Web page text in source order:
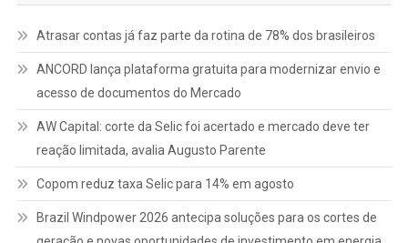
Atrasar contas já faz parte da rotina de 78% dos brasileiros
ANCORD lança plataforma gratuita para modernizar envio e
acesso de documentos do Mercado
AW Capital: corte da Selic foi acertado e mercado deve ter
reação limitada, avalia Augusto Parente
Copom reduz taxa Selic para 14% em agosto
Brazil Windpower 2026 antecipa soluções para os cortes de